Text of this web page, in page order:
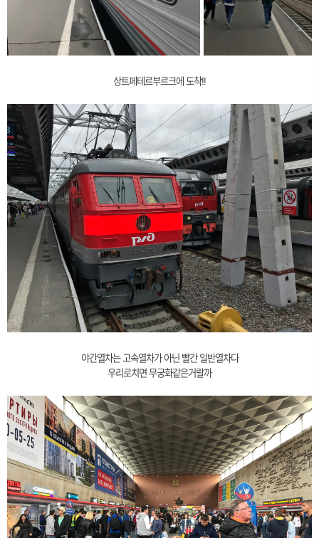
상트페테르부르크에 도착!!
야간열차는 고속열차가 아닌 빨간 일반열차다
우리로치면 무궁화같은거랄까